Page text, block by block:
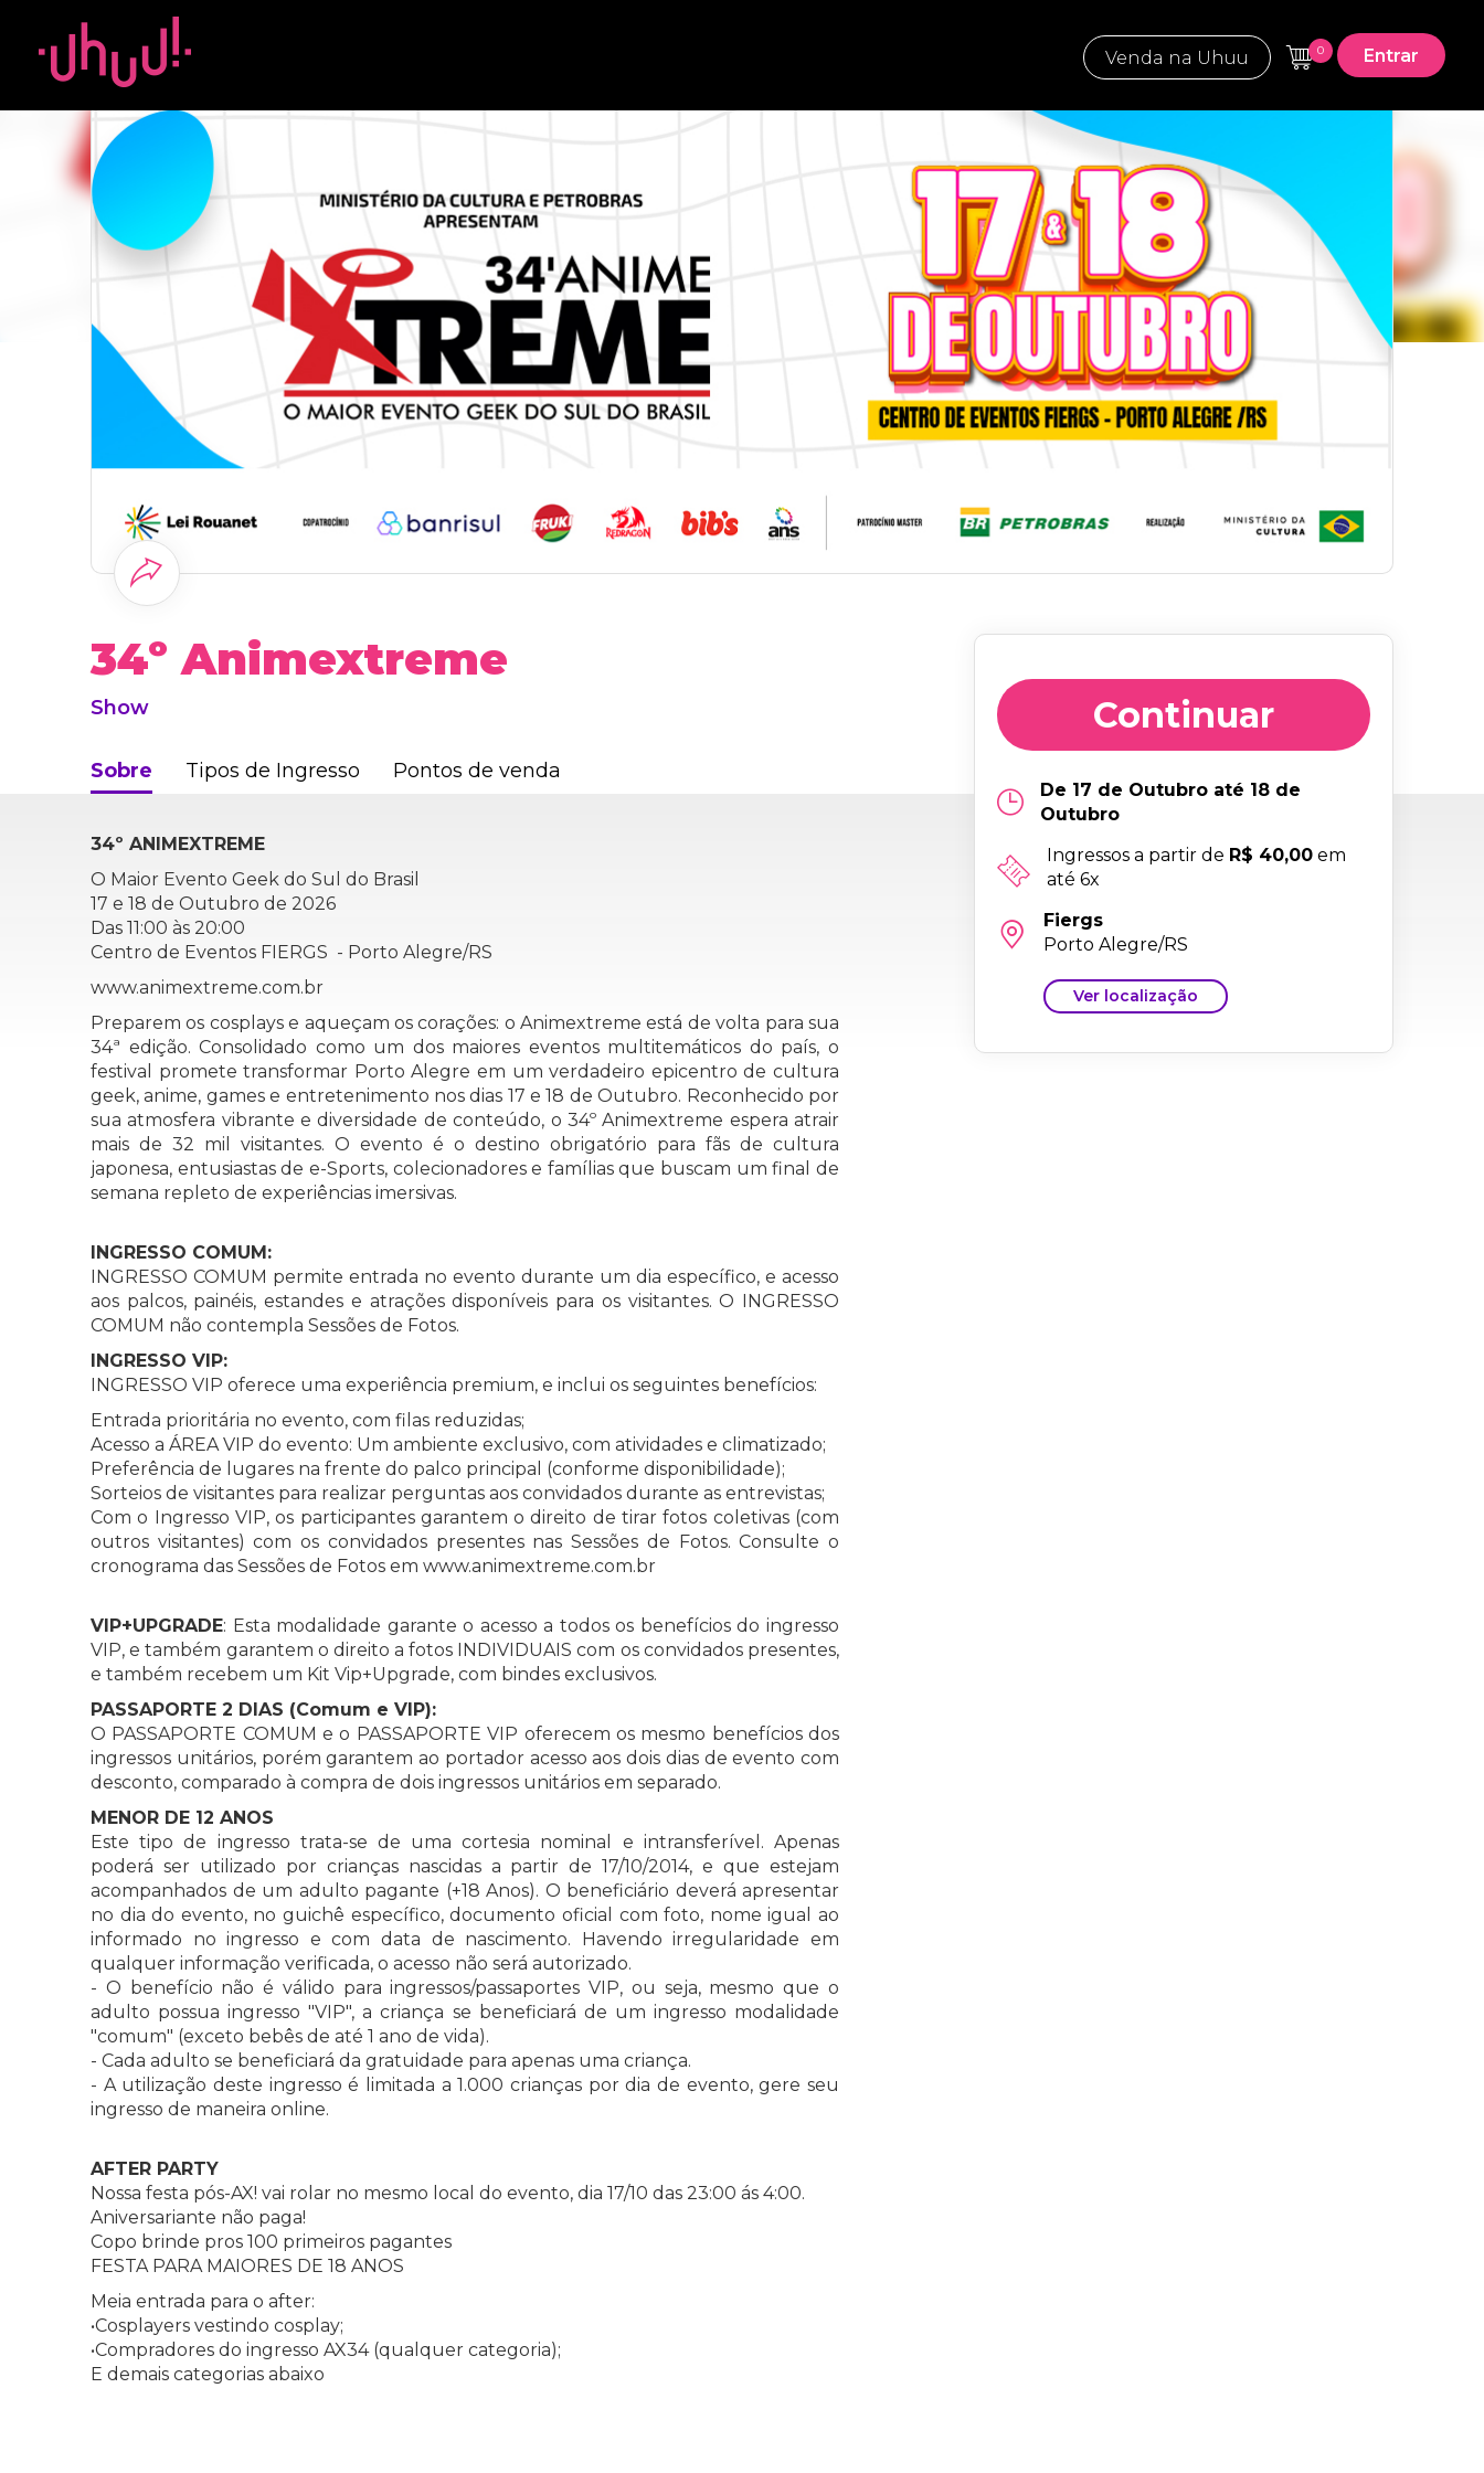
Venda na Uhuu 0 Entrar
34º Animextreme
Show Continuar
De 17 de Outubro até 18 de
Outubro
Ingressos a partir de R$ 40,00 em
até 6x
Fiergs
Porto Alegre/RS
Ver localização
Sobre Tipos de Ingresso Pontos de venda
34º ANIMEXTREME
O Maior Evento Geek do Sul do Brasil
17 e 18 de Outubro de 2026
Das 11:00 às 20:00
Centro de Eventos FIERGS - Porto Alegre/RS
www.animextreme.com.br
Preparem os cosplays e aqueçam os corações: o Animextreme está de volta para sua
34ª edição. Consolidado como um dos maiores eventos multitemáticos do país, o
festival promete transformar Porto Alegre em um verdadeiro epicentro de cultura
geek, anime, games e entretenimento nos dias 17 e 18 de Outubro. Reconhecido por
sua atmosfera vibrante e diversidade de conteúdo, o 34º Animextreme espera atrair
mais de 32 mil visitantes. O evento é o destino obrigatório para fãs de cultura
japonesa, entusiastas de e-Sports, colecionadores e famílias que buscam um final de
semana repleto de experiências imersivas.
INGRESSO COMUM:
INGRESSO COMUM permite entrada no evento durante um dia específico, e acesso
aos palcos, painéis, estandes e atrações disponíveis para os visitantes. O INGRESSO
COMUM não contempla Sessões de Fotos.
INGRESSO VIP:
INGRESSO VIP oferece uma experiência premium, e inclui os seguintes benefícios:
Entrada prioritária no evento, com filas reduzidas;
Acesso a ÁREA VIP do evento: Um ambiente exclusivo, com atividades e climatizado;
Preferência de lugares na frente do palco principal (conforme disponibilidade);
Sorteios de visitantes para realizar perguntas aos convidados durante as entrevistas;
Com o Ingresso VIP, os participantes garantem o direito de tirar fotos coletivas (com
outros visitantes) com os convidados presentes nas Sessões de Fotos. Consulte o
cronograma das Sessões de Fotos em www.animextreme.com.br
VIP+UPGRADE: Esta modalidade garante o acesso a todos os benefícios do ingresso
VIP, e também garantem o direito a fotos INDIVIDUAIS com os convidados presentes,
e também recebem um Kit Vip+Upgrade, com bindes exclusivos.
PASSAPORTE 2 DIAS (Comum e VIP):
O PASSAPORTE COMUM e o PASSAPORTE VIP oferecem os mesmo benefícios dos
ingressos unitários, porém garantem ao portador acesso aos dois dias de evento com
desconto, comparado à compra de dois ingressos unitários em separado.
MENOR DE 12 ANOS
Este tipo de ingresso trata-se de uma cortesia nominal e intransferível. Apenas
poderá ser utilizado por crianças nascidas a partir de 17/10/2014, e que estejam
acompanhados de um adulto pagante (+18 Anos). O beneficiário deverá apresentar
no dia do evento, no guichê específico, documento oficial com foto, nome igual ao
informado no ingresso e com data de nascimento. Havendo irregularidade em
qualquer informação verificada, o acesso não será autorizado.
- O benefício não é válido para ingressos/passaportes VIP, ou seja, mesmo que o
adulto possua ingresso "VIP", a criança se beneficiará de um ingresso modalidade
"comum" (exceto bebês de até 1 ano de vida).
- Cada adulto se beneficiará da gratuidade para apenas uma criança.
- A utilização deste ingresso é limitada a 1.000 crianças por dia de evento, gere seu
ingresso de maneira online.
AFTER PARTY
Nossa festa pós-AX! vai rolar no mesmo local do evento, dia 17/10 das 23:00 ás 4:00.
Aniversariante não paga!
Copo brinde pros 100 primeiros pagantes
FESTA PARA MAIORES DE 18 ANOS
Meia entrada para o after:
•Cosplayers vestindo cosplay;
•Compradores do ingresso AX34 (qualquer categoria);
E demais categorias abaixo